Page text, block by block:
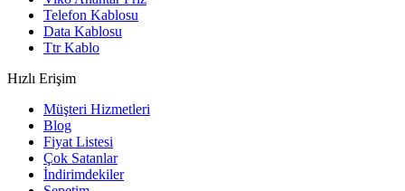
Telefon Kablosu
Data Kablosu
Ttr Kablo
Hızlı Erişim
Müşteri Hizmetleri
Blog
Fiyat Listesi
Çok Satanlar
İndirimdekiler